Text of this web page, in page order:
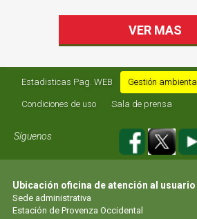
VER MAS
Estadisticas Pag. WEB Gestión ambiental
Condiciones de uso Sala de prensa
Síguenos
Ubicación oficina de atención al usuario
Sede administrativa
Estación de Provenza Occidental